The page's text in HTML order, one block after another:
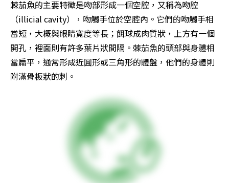
棘茄魚的主要特徵是吻部形成一個空腔，又稱為吻腔
（illicial cavity），吻觸手位於空腔內。它們的吻觸手相
當短，大概與眼睛寬度等長；餌球成肉質狀，上方有一個
開孔，裡面則有許多葉片狀間隔。棘茄魚的頭部與身體相
當扁平，通常形成近圓形或三角形的體盤，他們的身體則
附滿骨板狀的刺。